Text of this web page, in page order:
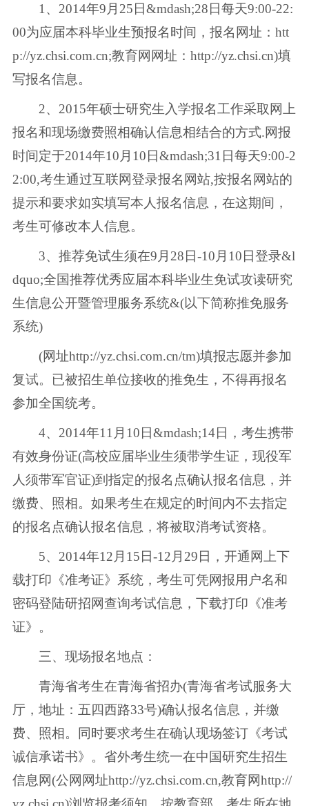
1、2014年9月25日&mdash;28日每天9:00-22:
00为应届本科毕业生预报名时间，报名网址：htt
p://yz.chsi.com.cn;教育网网址：http://yz.chsi.cn)填
写报名信息。
2、2015年硕士研究生入学报名工作采取网上
报名和现场缴费照相确认信息相结合的方式.网报
时间定于2014年10月10日&mdash;31日每天9:00-2
2:00,考生通过互联网登录报名网站,按报名网站的
提示和要求如实填写本人报名信息，在这期间，
考生可修改本人信息。
3、推荐免试生须在9月28日-10月10日登录&l
dquo;全国推荐优秀应届本科毕业生免试攻读研究
生信息公开暨管理服务系统&(以下简称推免服务
系统)
(网址http://yz.chsi.com.cn/tm)填报志愿并参加
复试。已被招生单位接收的推免生，不得再报名
参加全国统考。
4、2014年11月10日&mdash;14日，考生携带
有效身份证(高校应届毕业生须带学生证，现役军
人须带军官证)到指定的报名点确认报名信息，并
缴费、照相。如果考生在规定的时间内不去指定
的报名点确认报名信息，将被取消考试资格。
5、2014年12月15日-12月29日，开通网上下
载打印《准考证》系统，考生可凭网报用户名和
密码登陆研招网查询考试信息，下载打印《准考
证》。
三、现场报名地点：
青海省考生在青海省招办(青海省考试服务大
厅，地址：五四西路33号)确认报名信息，并缴
费、照相。同时要求考生在确认现场签订《考试
诚信承诺书》。省外考生统一在中国研究生招生
信息网(公网网址http://yz.chsi.com.cn,教育网http://